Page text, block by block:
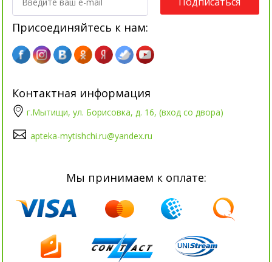
Присоединяйтесь к нам:
Контактная информация
г.Мытищи, ул. Борисовка, д. 16, (вход со двора)
apteka-mytishchi.ru@yandex.ru
Мы принимаем к оплате: